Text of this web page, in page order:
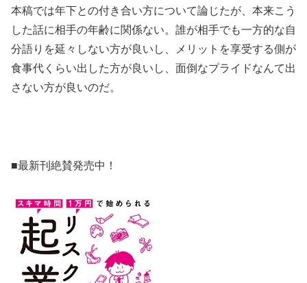
本稿では年下との付き合い方について論じたが、本来こう
した話に相手の年齢に関係ない。誰が相手でも一方的な自
分語りを延々しない方が良いし、メリットを享受する側が
食事代くらい出した方が良いし、面倒なプライドなんて出
さない方が良いのだ。
■最新刊絶賛発売中！